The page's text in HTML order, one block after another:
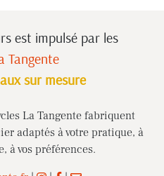
est impulsé par les
Tangente
sur mesure
La Tangente fabriquent
adaptés à votre pratique, à
à vos préférences.